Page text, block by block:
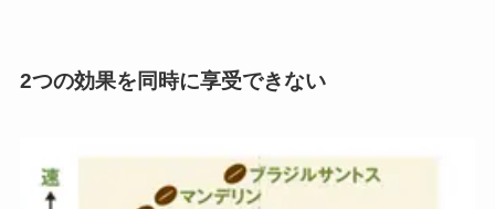
2つの効果を同時に享受できない